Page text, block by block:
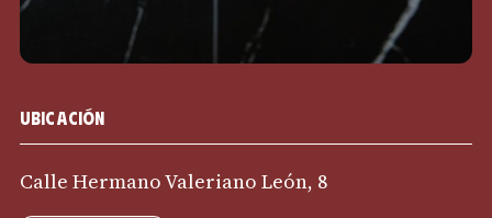
Ubicación
Calle Hermano Valeriano León, 8